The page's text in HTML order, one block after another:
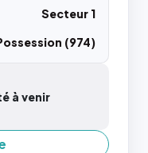
Secteur 1
(974)
à venir